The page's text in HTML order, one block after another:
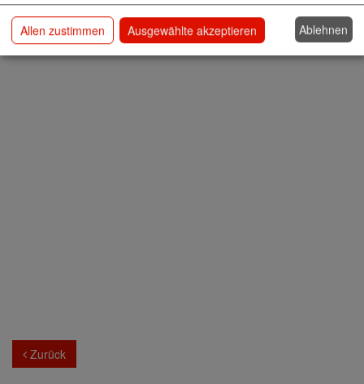
Zurück
Allen zustimmen Ausgewählte akzeptieren Ablehnen